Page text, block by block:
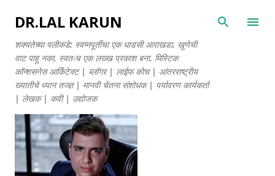
मुख्य सामग्रीवर वगळा
DR.LAL KARUN
शक्यतेच्या पलीकडे: स्वप्नपूर्तीचा एक धाडसी आराखडा. खुणेची
वाट पाहू नका. स्वतःच एक लख्ख प्रकाश बना. मिस्टिक
कॉन्शसनेस आर्किटेक्ट | ब्लॉगर | लाईफ कोच | आंतरराष्ट्रीय
ख्यातीचे ध्यान तज्ज्ञ | मानवी चेतना संशोधक | पर्यावरण कार्यकर्ता
| लेखक | कवी | उद्योजक